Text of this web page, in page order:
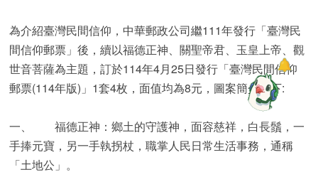
為介紹臺灣民間信仰，中華郵政公司繼111年發行「臺灣民
間信仰郵票」後，續以福德正神、關聖帝君、玉皇上帝、觀
世音菩薩為主題，訂於114年4月25日發行「臺灣民間信仰
郵票(114年版)」1套4枚，面值均為8元，圖案簡介如下:
一、
福德正神：鄉土的守護神，面容慈祥，白長鬚，一
手捧元寶，另一手執拐杖，職掌人民日常生活事務，通稱
「土地公」。